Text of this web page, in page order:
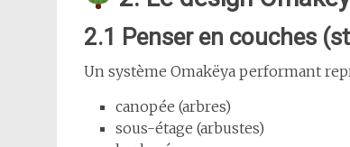
2.1 Penser en couches
Un système Omakëya performant
canopée (arbres)
sous-étage (arbustes)